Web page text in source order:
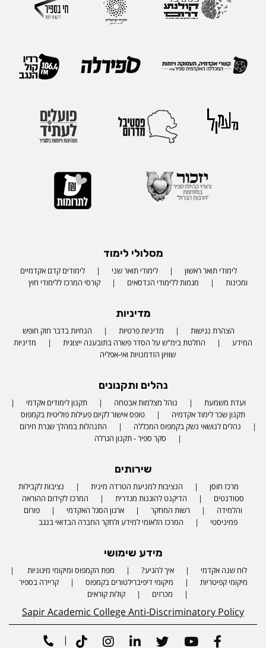
מסלולי לימוד
לימודי תואר ראשון לימודי תואר שני
לימודים קדם אקדמיים
ומכינות
מגמות ללימודי הנדסאים קורסי המרכז ללימודי חוץ
מדיניות
הצהרת נגישות מדיניות פרטיות
הנחיות בדבר חוק חופש
המידע
החלטת בימ"ש על הסדר פשרה בתובענה ייצוגית
מדיניות
שוויון הזדמנויות ואי-אפליה
נהלים ותקנונים
ועדת משמעת נוהל מצלמות אבטחה
תקנון לימודים אקדמי
תקנון שכר לימוד אקדמיה
טופס אישור לקיום פעילות פוליטית בקמפוס
נהלים לנושאי נשק בקמפוס המכללה
התנהלות במהלך שגרת חירום
סקר ספיר - תקנון הגרלה
שירותים
מרכז חוסן הנציבות למניעת הטרדה מינית
נציבות לקבילות
סטודנטים
הדיקנט להוגנות מגדרית
המרכז לקידום ההוראה
והלמידה
רשות המחקר ארגון הסגל האקדמי
פורום
פמיניסטי
המרכז הלאומי למידע ולחקר החברה הבדואי בנגב
מידע שימושי
לוח שנה אקדמי איך להגיע?
מפת הקמפוס ומיקומי מיגוניות
מיקומי קפיטריות
מיקומי דיפיברילטורים בקמפוס
קריירה בספיר
מכרזים
קולות קוראים
Sapir Academic College Anti-Discriminatory Policy
Facebook
Youtube
Twitter
Linkedin
Instagram
Tiktok
|
Phone number